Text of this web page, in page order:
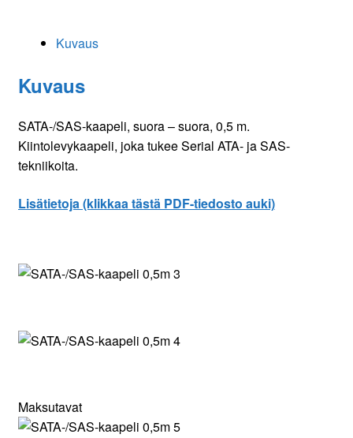
Kuvaus
Kuvaus
SATA-/SAS-kaapeli, suora – suora, 0,5 m.
Kiintolevykaapeli, joka tukee Serial ATA- ja SAS-
tekniikoita.
Lisätietoja (klikkaa tästä PDF-tiedosto auki)
Maksutavat